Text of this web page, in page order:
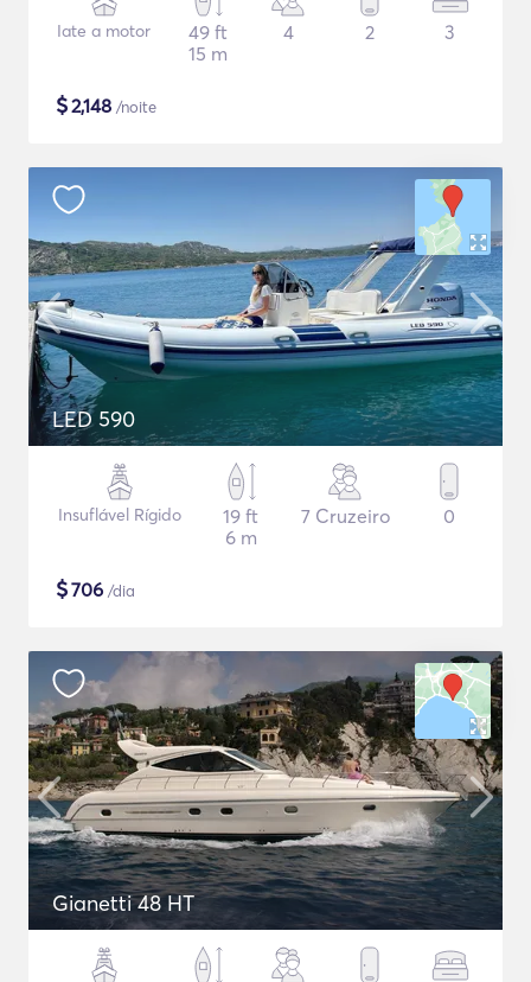
Iate a motor
49 ft
15 m
4 2 3
$2,148 /noite
LED 590
Insuflável Rígido
19 ft
6 m
7 Cruzeiro 0
$706 /dia
Gianetti 48 HT